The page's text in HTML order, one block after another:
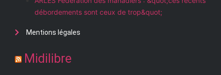
débordements sont ceux de trop&quot;
Mentions légales
Midilibre